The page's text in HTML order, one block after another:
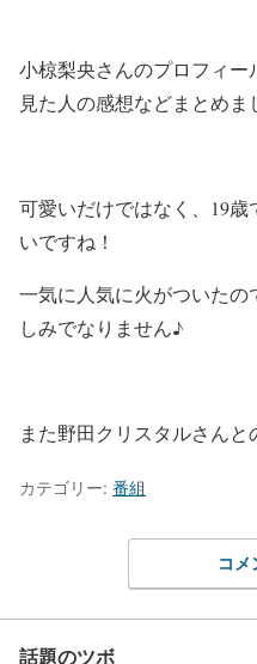
小椋梨央さんのプロフィ
見た人の感想などまとめま
可愛いだけではなく、19
いですね！
一気に人気に火がついた
しみでなりません♪
また野田クリスタルさん
カテゴリー: 番組
コメ
話題のツボ